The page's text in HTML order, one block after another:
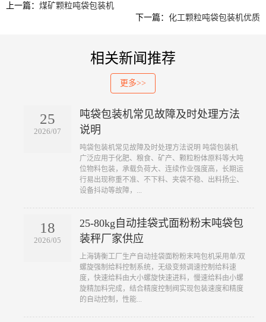
上一篇： 煤矿颗粒吨袋包装机
下一篇： 化工颗粒吨袋包装机优质
相关新闻推荐
更多>>
25
2026/07
吨袋包装机常见故障及时处理方法
说明
吨袋包装机常见故障及时处理方法说明 吨袋包装机
广泛应用于化肥、粮食、矿产、颗粒粉体原料等大吨
位物料包装，承载负荷大、连续作业强度高，长期运
行易出现称重不准、不下料、夹袋不稳、出料扬尘、
设备抖动等故障，...
18
2026/05
25-80kg自动挂袋式面粉粉末吨袋包
装秤厂家供应
上海铸衡工厂生产自动挂袋面粉粉末吨包机采用单/双
螺旋强制给料控制系统，无级变频调速控制给料速
度，快速给料由大小螺旋快速进料，慢速给料由小螺
旋精加料完成，结合精度控制阀实现包装速度和精度
的自动控制，性能...